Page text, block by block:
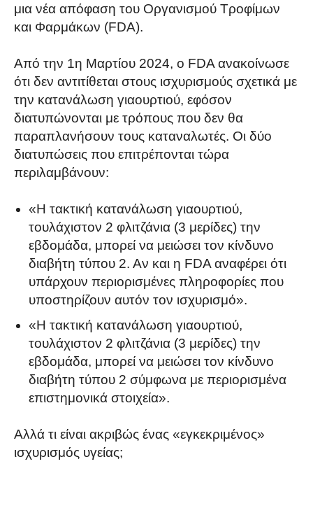
μια νέα απόφαση του Οργανισμού Τροφίμων
και Φαρμάκων (FDA).
Από την 1η Μαρτίου 2024, ο FDA ανακοίνωσε
ότι δεν αντιτίθεται στους ισχυρισμούς σχετικά με
την κατανάλωση γιαουρτιού, εφόσον
διατυπώνονται με τρόπους που δεν θα
παραπλανήσουν τους καταναλωτές. Οι δύο
διατυπώσεις που επιτρέπονται τώρα
περιλαμβάνουν:
«Η τακτική κατανάλωση γιαουρτιού,
τουλάχιστον 2 φλιτζάνια (3 μερίδες) την
εβδομάδα, μπορεί να μειώσει τον κίνδυνο
διαβήτη τύπου 2. Αν και η FDA αναφέρει ότι
υπάρχουν περιορισμένες πληροφορίες που
υποστηρίζουν αυτόν τον ισχυρισμό».
«Η τακτική κατανάλωση γιαουρτιού,
τουλάχιστον 2 φλιτζάνια (3 μερίδες) την
εβδομάδα, μπορεί να μειώσει τον κίνδυνο
διαβήτη τύπου 2 σύμφωνα με περιορισμένα
επιστημονικά στοιχεία».
Αλλά τι είναι ακριβώς ένας «εγκεκριμένος»
ισχυρισμός υγείας;